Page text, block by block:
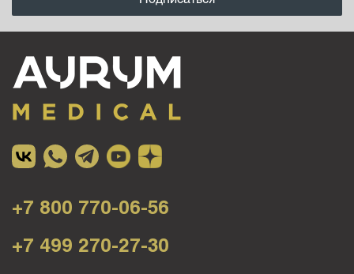
+7 800 770-06-56
+7 499 270-27-30